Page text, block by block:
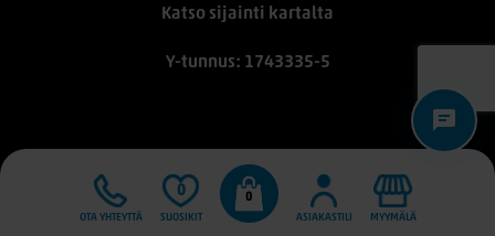
Katso sijainti kartalta
Y-tunnus: 1743335-5
OTA YHTEYTTÄ
0
SUOSIKIT
0
ASIAKASTILI
MYYMÄLÄ